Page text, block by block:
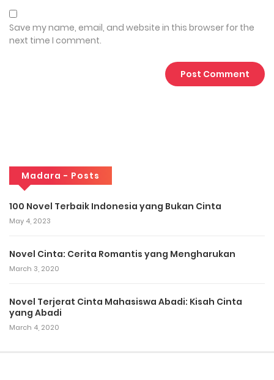
Save my name, email, and website in this browser for the
next time I comment.
Madara - Posts
100 Novel Terbaik Indonesia yang Bukan Cinta
May 4, 2023
Novel Cinta: Cerita Romantis yang Mengharukan
March 3, 2020
Novel Terjerat Cinta Mahasiswa Abadi: Kisah Cinta
yang Abadi
March 4, 2020